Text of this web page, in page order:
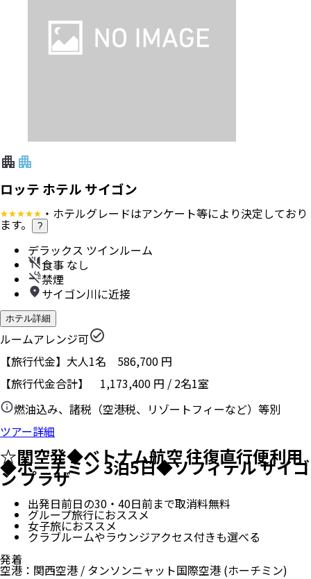
ロッテ ホテル サイゴン
・ホテルグレードはアンケート等により決定しており
ます。 ?
デラックス ツインルーム
食事 なし
禁煙
サイゴン川に近接
ホテル詳細
ルームアレンジ可
【旅行代金】大人1名 586,700 円
【旅行代金合計】 1,173,400 円 / 2名1室
燃油込み、諸税（空港税、リゾートフィーなど）等別
ツアー詳細
☆関空発◆ベトナム航空 往復直行便利用
◆ホーチミン 3泊5日◆ソフィテル サイゴ
ン プラザ
出発日前日の30・40日前まで取消料無料
グループ旅行におススメ
女子旅におススメ
クラブルームやラウンジアクセス付きも選べる
発着
空港 ： 関西空港 / タンソンニャット国際空港 (ホーチミン)